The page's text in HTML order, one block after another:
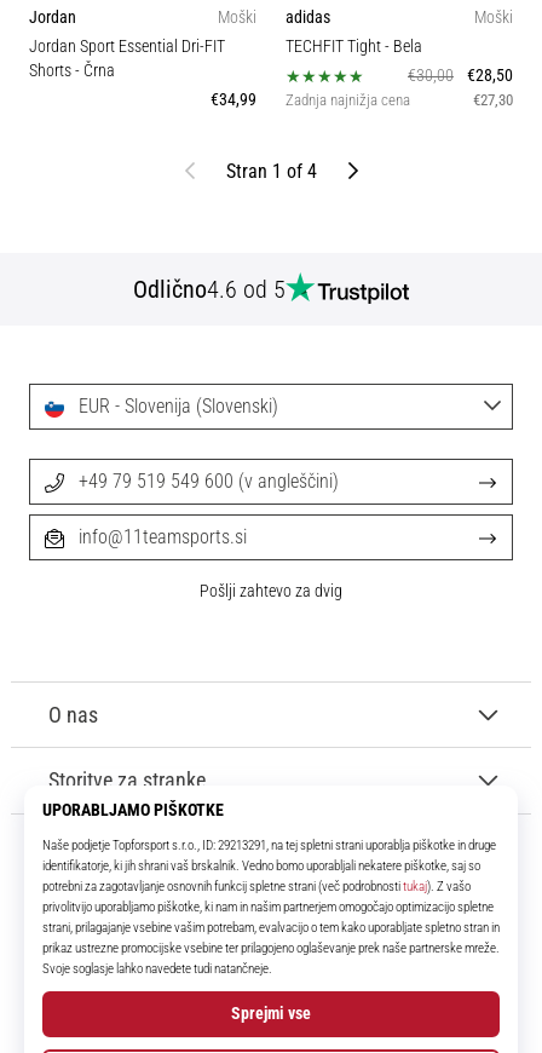
Jordan
Moški
Jordan Sport Essential Dri-FIT
Shorts- Črna
€34,99
adidas
Moški
TECHFIT Tight- Bela
€30,00
€28,50
Zadnja najnižja cena €27,30
NazajStran 1 of 4 Naprej
Odlično4.6 od 5
11teamsports.si
Že več kot 16 let smo vaši soigralci ter vam predstavljamo najboljše in
najnovejše izdelke iz sveta nogometa.
Facebook
Instagram
O nas
Storitve za stranke
EUR - Slovenija (Slovenski)
+49 79 519 549 600 (v angleščini)
info@11teamsports.si
Pošlji zahtevo za dvig